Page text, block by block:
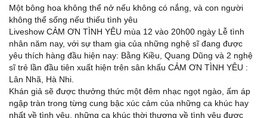
Một bông hoa không thể nở nếu không có nắng, và con người
không thể sống nếu thiếu tình yêu
Liveshow CẢM ƠN TÌNH YÊU mùa 12 vào 20h00 ngày Lễ tình
nhân năm nay, với sự tham gia của những nghệ sĩ đang được
yêu thích hàng đầu hiện nay: Bằng Kiều, Quang Dũng và 2 nghệ
sĩ trẻ lần đầu tiên xuất hiện trên sân khấu CẢM ƠN TÌNH YÊU :
Lân Nhã, Hà Nhi.
Khán giả sẽ được thưởng thức một đêm nhạc ngọt ngào, ấm áp
ngập tràn trong từng cung bậc xúc cảm của những ca khúc hay
nhất về tình yêu, những ca khúc thời thượng về tình yêu được